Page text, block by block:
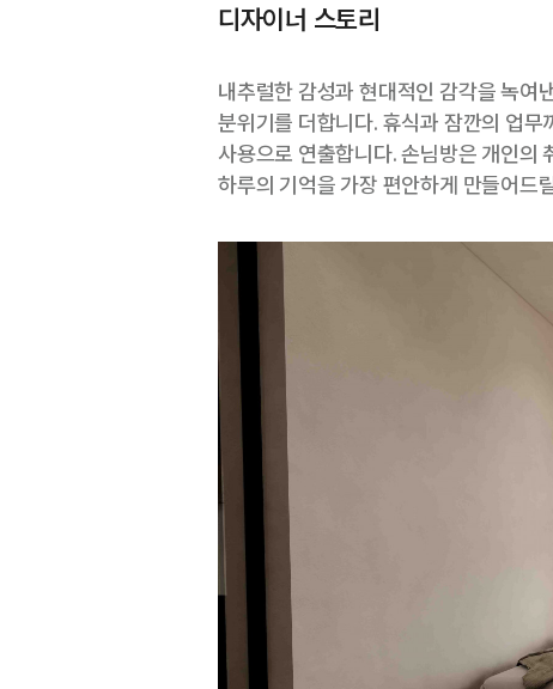
디자이너 스토리
내추럴한 감성과 현대적인 감각을 녹여
분위기를 더합니다. 휴식과 잠깐의 업
사용으로 연출합니다. 손님방은 개인의
하루의 기억을 가장 편안하게 만들어드